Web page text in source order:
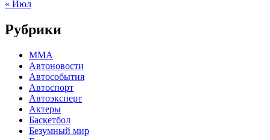
« Июл
Рубрики
MMA
Автоновости
Автособытия
Автоспорт
Автоэксперт
Актеры
Баскетбол
Безумный мир